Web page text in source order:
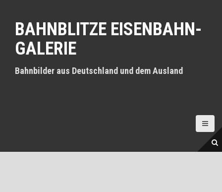
t
BAHNBLITZE EISENBAHN-
GALERIE
Bahnbilder aus Deutschland und dem Ausland